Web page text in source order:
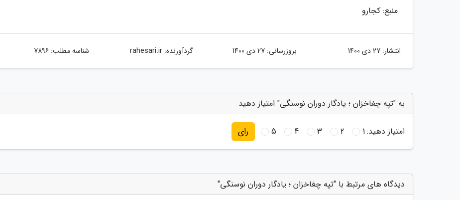
منبع: کجارو
انتشار: 27 دی 1400 بروزرسانی: 27 دی 1400 گردآورنده:rahesari.ir شناسه مطلب: 7896
به "تپه چغاخزان ؛ یادگار دوران نوسنگی" امتیاز دهید
امتیاز دهید:1
2
3
4
5 رای
دیدگاه های مرتبط با "تپه چغاخزان ؛ یادگار دوران نوسنگی"